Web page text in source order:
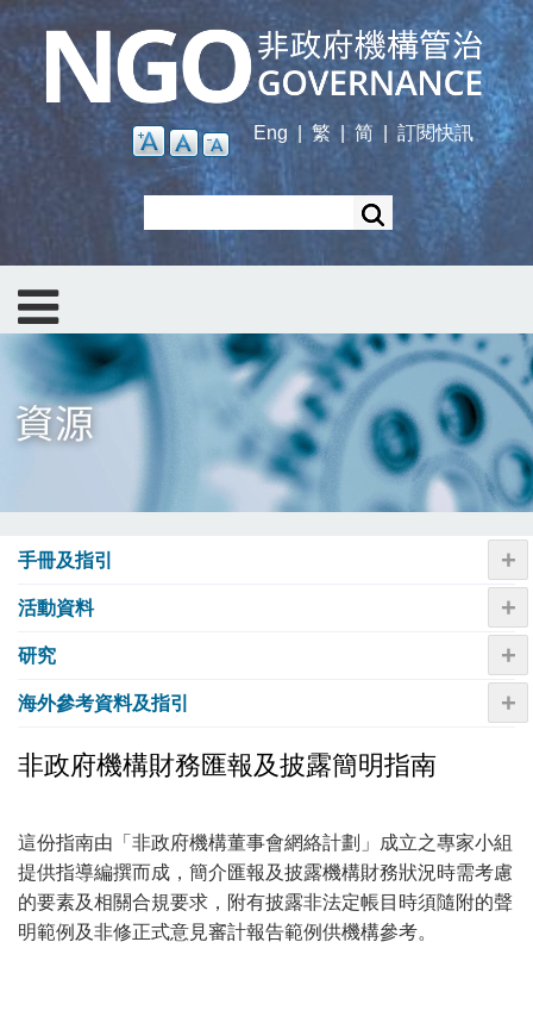
Skip
main
content
Eng
繁 | 简 訂閱快訊
手冊及指引 +
活動資料 +
研究 +
海外參考資料及指引 +
非政府機構財務匯報及披露簡明指南
這份指南由「非政府機構董事會網絡計劃」成立之專家小組
提供指導編撰而成，簡介匯報及披露機構財務狀況時需考慮
的要素及相關合規要求，附有披露非法定帳目時須隨附的聲
明範例及非修正式意見審計報告範例供機構參考。